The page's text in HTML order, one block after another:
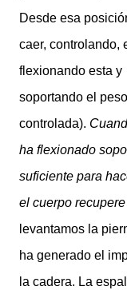
Desde esa
caer, controlando,
flexionando esta y
soportando el
controlada).
ha flexionado
suficiente para
el cuerpo
levantamos la
ha generado el
la cadera. La